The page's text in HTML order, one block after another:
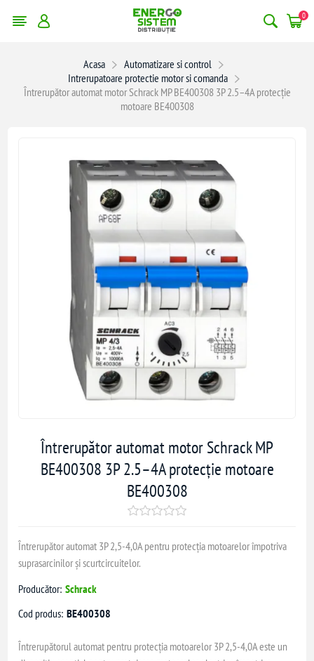
0
Acasa
Automatizare si control
Intrerupatoare protectie motor si comanda
Întrerupător automat motor Schrack MP BE400308 3P 2.5–4A protecție
motoare BE400308
Întrerupător automat motor Schrack MP
BE400308 3P 2.5–4A protecție motoare
BE400308
Întrerupător automat 3P 2,5-4,0A pentru protecția motoarelor împotriva
suprasarcinilor și scurtcircuitelor.
Producător: Schrack
Cod produs: BE400308
Întrerupătorul automat pentru protecția motoarelor 3P 2,5-4,0A este un